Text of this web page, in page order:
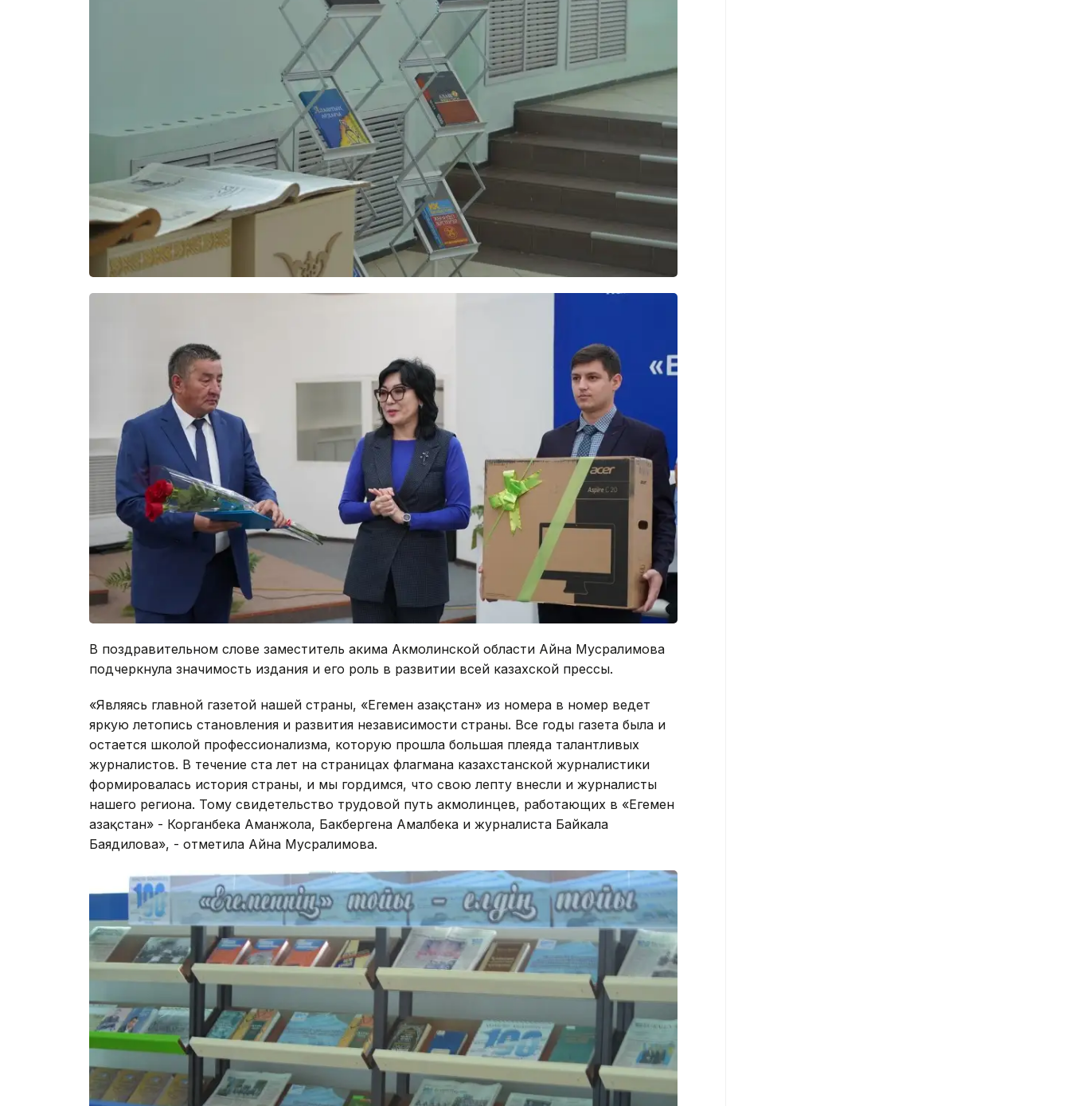
В поздравительном слове заместитель акима Акмолинской области Айна Мусралимова
подчеркнула значимость издания и его роль в развитии всей казахской прессы.
«Являясь главной газетой нашей страны, «Егемен Қазақстан» из номера в номер ведет
яркую летопись становления и развития независимости страны. Все годы газета была и
остается школой профессионализма, которую прошла большая плеяда талантливых
журналистов. В течение ста лет на страницах флагмана казахстанской журналистики
формировалась история страны, и мы гордимся, что свою лепту внесли и журналисты
нашего региона. Тому свидетельство трудовой путь акмолинцев, работающих в «Егемен
Қазақстан» - Корганбека Аманжола, Бакбергена Амалбека и журналиста Байкала
Баядилова», - отметила Айна Мусралимова.